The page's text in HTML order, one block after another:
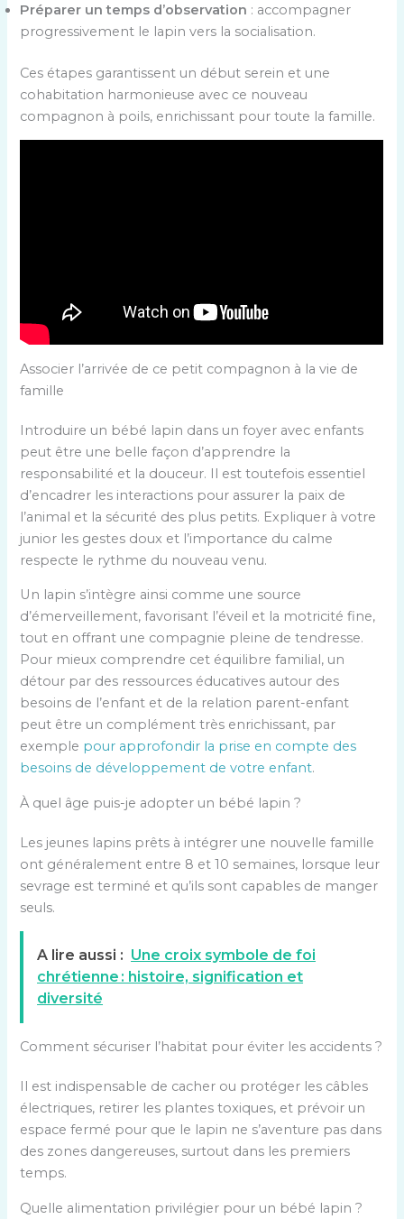
Préparer un temps d’observation : accompagner
progressivement le lapin vers la socialisation.
Ces étapes garantissent un début serein et une
cohabitation harmonieuse avec ce nouveau
compagnon à poils, enrichissant pour toute la famille.
Associer l’arrivée de ce petit compagnon à la vie de
famille
Introduire un bébé lapin dans un foyer avec enfants
peut être une belle façon d’apprendre la
responsabilité et la douceur. Il est toutefois essentiel
d’encadrer les interactions pour assurer la paix de
l’animal et la sécurité des plus petits. Expliquer à votre
junior les gestes doux et l’importance du calme
respecte le rythme du nouveau venu.
Un lapin s’intègre ainsi comme une source
d’émerveillement, favorisant l’éveil et la motricité fine,
tout en offrant une compagnie pleine de tendresse.
Pour mieux comprendre cet équilibre familial, un
détour par des ressources éducatives autour des
besoins de l’enfant et de la relation parent-enfant
peut être un complément très enrichissant, par
exemple pour approfondir la prise en compte des
besoins de développement de votre enfant.
À quel âge puis-je adopter un bébé lapin ?
Les jeunes lapins prêts à intégrer une nouvelle famille
ont généralement entre 8 et 10 semaines, lorsque leur
sevrage est terminé et qu’ils sont capables de manger
seuls.
A lire aussi : Une croix symbole de foi
chrétienne : histoire, signification et
diversité
Comment sécuriser l’habitat pour éviter les accidents ?
Il est indispensable de cacher ou protéger les câbles
électriques, retirer les plantes toxiques, et prévoir un
espace fermé pour que le lapin ne s’aventure pas dans
des zones dangereuses, surtout dans les premiers
temps.
Quelle alimentation privilégier pour un bébé lapin ?